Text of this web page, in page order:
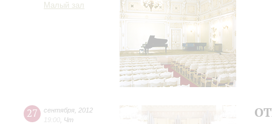
Малый зал
27 сентября 2012
19:00 Чт